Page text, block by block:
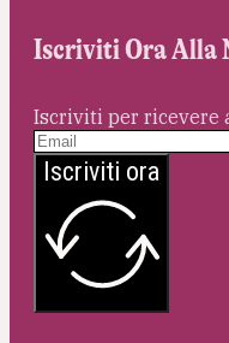
Iscriviti Ora Alla
Iscriviti per ricevere
Iscriviti ora